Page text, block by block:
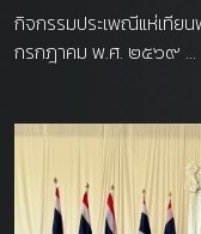
กิจกรรมประเพณีแห่เที
กรกฎาคม พ.ศ. ๒๕๖๙ ...